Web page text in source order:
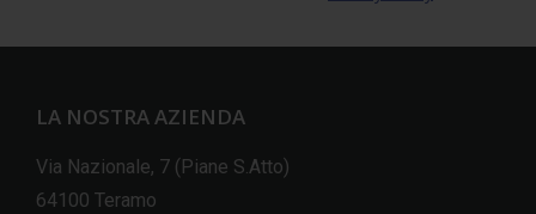
LA NOSTRA AZIENDA
Via Nazionale, 7 (Piane S.Atto)
64100 Teramo